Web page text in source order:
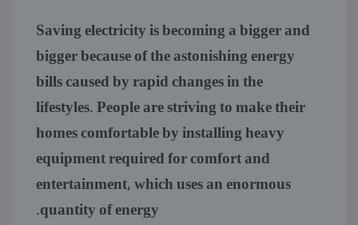
Saving electricity is becoming a bigger and
bigger because of the astonishing energy
bills caused by rapid changes in the
lifestyles. People are striving to make their
homes comfortable by installing heavy
equipment required for comfort and
entertainment, which uses an enormous
quantity of energy.